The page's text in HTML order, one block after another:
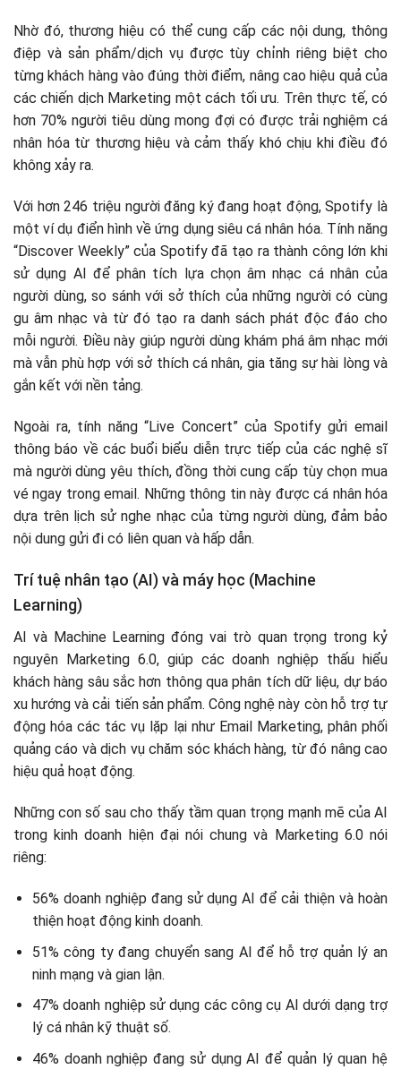
Nhờ đó, thương hiệu có thể cung cấp các nội dung, thông
điệp và sản phẩm/dịch vụ được tùy chỉnh riêng biệt cho
từng khách hàng vào đúng thời điểm, nâng cao hiệu quả của
các chiến dịch Marketing một cách tối ưu. Trên thực tế, có
hơn 70% người tiêu dùng mong đợi có được trải nghiệm cá
nhân hóa từ thương hiệu và cảm thấy khó chịu khi điều đó
không xảy ra.
Với hơn 246 triệu người đăng ký đang hoạt động, Spotify là
một ví dụ điển hình về ứng dụng siêu cá nhân hóa. Tính năng
“Discover Weekly” của Spotify đã tạo ra thành công lớn khi
sử dụng AI để phân tích lựa chọn âm nhạc cá nhân của
người dùng, so sánh với sở thích của những người có cùng
gu âm nhạc và từ đó tạo ra danh sách phát độc đáo cho
mỗi người. Điều này giúp người dùng khám phá âm nhạc mới
mà vẫn phù hợp với sở thích cá nhân, gia tăng sự hài lòng và
gắn kết với nền tảng.
Ngoài ra, tính năng “Live Concert” của Spotify gửi email
thông báo về các buổi biểu diễn trực tiếp của các nghệ sĩ
mà người dùng yêu thích, đồng thời cung cấp tùy chọn mua
vé ngay trong email. Những thông tin này được cá nhân hóa
dựa trên lịch sử nghe nhạc của từng người dùng, đảm bảo
nội dung gửi đi có liên quan và hấp dẫn.
Trí tuệ nhân tạo (AI) và máy học (Machine
Learning)
AI và Machine Learning đóng vai trò quan trọng trong kỷ
nguyên Marketing 6.0, giúp các doanh nghiệp thấu hiểu
khách hàng sâu sắc hơn thông qua phân tích dữ liệu, dự báo
xu hướng và cải tiến sản phẩm. Công nghệ này còn hỗ trợ tự
động hóa các tác vụ lặp lại như Email Marketing, phân phối
quảng cáo và dịch vụ chăm sóc khách hàng, từ đó nâng cao
hiệu quả hoạt động.
Những con số sau cho thấy tầm quan trọng mạnh mẽ của AI
trong kinh doanh hiện đại nói chung và Marketing 6.0 nói
riêng:
56% doanh nghiệp đang sử dụng AI để cải thiện và hoàn
thiện hoạt động kinh doanh.
51% công ty đang chuyển sang AI để hỗ trợ quản lý an
ninh mạng và gian lận.
47% doanh nghiệp sử dụng các công cụ AI dưới dạng trợ
lý cá nhân kỹ thuật số.
46% doanh nghiệp đang sử dụng AI để quản lý quan hệ